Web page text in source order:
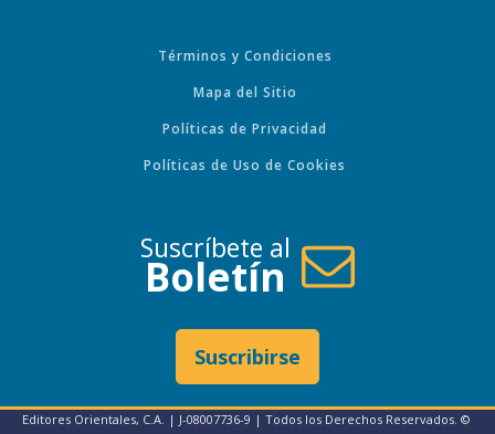
Términos y Condiciones
Mapa del Sitio
Políticas de Privacidad
Políticas de Uso de Cookies
Suscríbete al
Boletín
Suscribirse
Editores Orientales, C.A. | J-08007736-9 | Todos los Derechos Reservados. ©